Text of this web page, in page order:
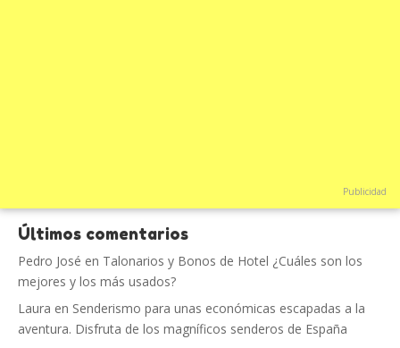
Publicidad
Últimos comentarios
Pedro José en Talonarios y Bonos de Hotel ¿Cuáles son los
mejores y los más usados?
Laura en Senderismo para unas económicas escapadas a la
aventura. Disfruta de los magníficos senderos de España